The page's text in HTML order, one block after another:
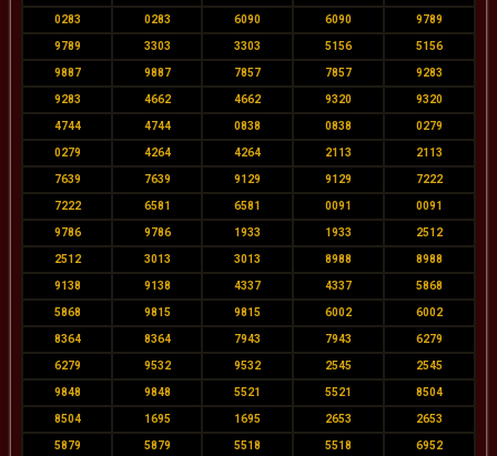
0283 0283 6090 6090 9789
9789 3303 3303 5156 5156
9887 9887 7857 7857 9283
9283 4662 4662 9320 9320
4744 4744 0838 0838 0279
0279 4264 4264 2113 2113
7639 7639 9129 9129 7222
7222 6581 6581 0091 0091
9786 9786 1933 1933 2512
2512 3013 3013 8988 8988
9138 9138 4337 4337 5868
5868 9815 9815 6002 6002
8364 8364 7943 7943 6279
6279 9532 9532 2545 2545
9848 9848 5521 5521 8504
8504 1695 1695 2653 2653
5879 5879 5518 5518 6952